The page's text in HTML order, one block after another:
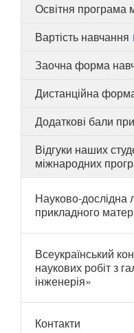
Освітня програма
Вартість навчання
Заочна форма
Дистанційна
Додаткові бали
Відгуки наших
міжнародних
Науково-дослідна
прикладного
Всеукраїнський
наукових робіт з
інженерія»
Контакти